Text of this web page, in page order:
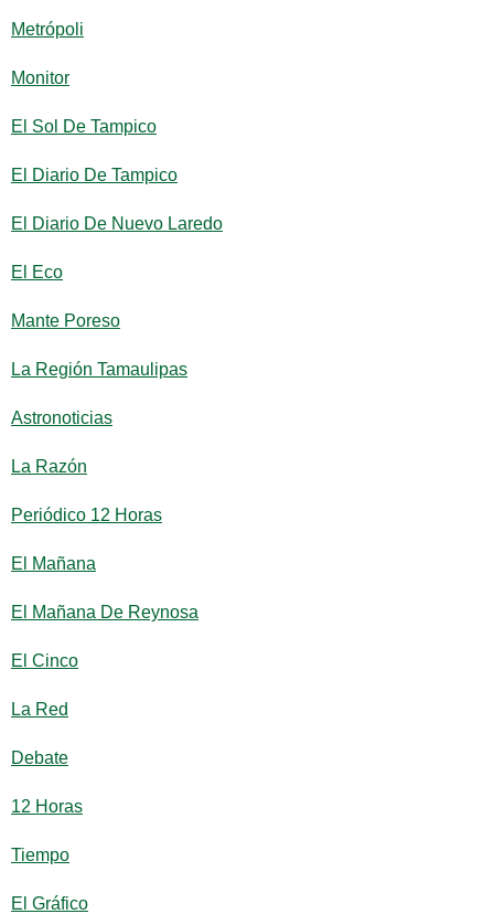
Metrópoli
Monitor
El Sol De Tampico
El Diario De Tampico
El Diario De Nuevo Laredo
El Eco
Mante Poreso
La Región Tamaulipas
Astronoticias
La Razón
Periódico 12 Horas
El Mañana
El Mañana De Reynosa
El Cinco
La Red
Debate
12 Horas
Tiempo
El Gráfico